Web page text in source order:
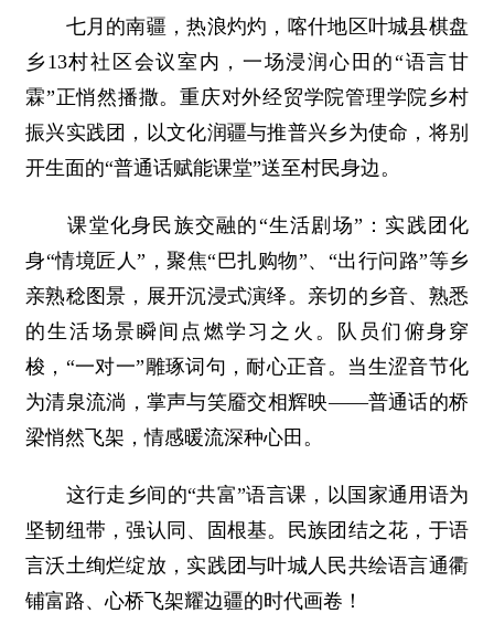
七月的南疆，热浪灼灼，喀什地区叶城县棋盘
乡13村社区会议室内，一场浸润心田的“语言甘
霖”正悄然播撒。重庆对外经贸学院管理学院乡村
振兴实践团，以文化润疆与推普兴乡为使命，将别
开生面的“普通话赋能课堂”送至村民身边。
课堂化身民族交融的“生活剧场”：实践团化
身“情境匠人”，聚焦“巴扎购物”、“出行问路”等乡
亲熟稔图景，展开沉浸式演绎。亲切的乡音、熟悉
的生活场景瞬间点燃学习之火。队员们俯身穿
梭，“一对一”雕琢词句，耐心正音。当生涩音节化
为清泉流淌，掌声与笑靥交相辉映——普通话的桥
梁悄然飞架，情感暖流深种心田。
这行走乡间的“共富”语言课，以国家通用语为
坚韧纽带，强认同、固根基。民族团结之花，于语
言沃土绚烂绽放，实践团与叶城人民共绘语言通衢
铺富路、心桥飞架耀边疆的时代画卷！